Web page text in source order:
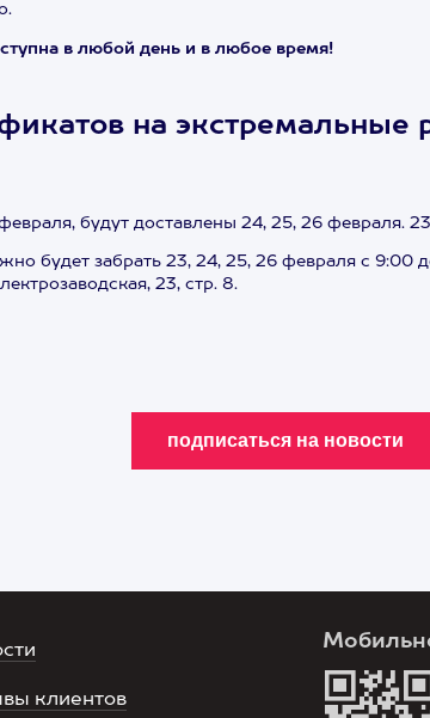
в любой день и в любое время!
на экстремальные
будут доставлены 24, 25, 26 февраля.
будет забрать 23, 24, 25, 26 февраля с 9:00
23, стр. 8.
клиентов